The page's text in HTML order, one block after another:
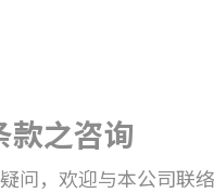
款之咨询
问，欢迎与本公司联